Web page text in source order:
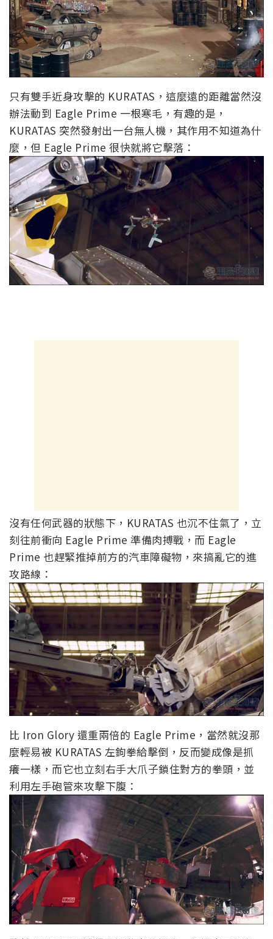
只有雙手近身攻擊的 KURATAS，這麼遠的距離當然沒
辦法動到 Eagle Prime 一根寒毛，有趣的是，
KURATAS 突然發射出一台無人機，其作用不知道為什
麼，但 Eagle Prime 很快就將它擊落：
沒有任何武器的狀態下，KURATAS 也沉不住氣了，立
刻往前衝向 Eagle Prime 準備肉搏戰，而 Eagle
Prime 也趕緊推掉前方的汽車障礙物，來搞亂它的進
攻路線：
比 Iron Glory 還重兩倍的 Eagle Prime，當然就沒那
麼輕易被 KURATAS 左鉤拳給擊倒，反而變成像是抓
癢一樣，而它也立刻右手大爪子鎖住對方的拳頭，並
利用左手砲管來攻擊下腹：